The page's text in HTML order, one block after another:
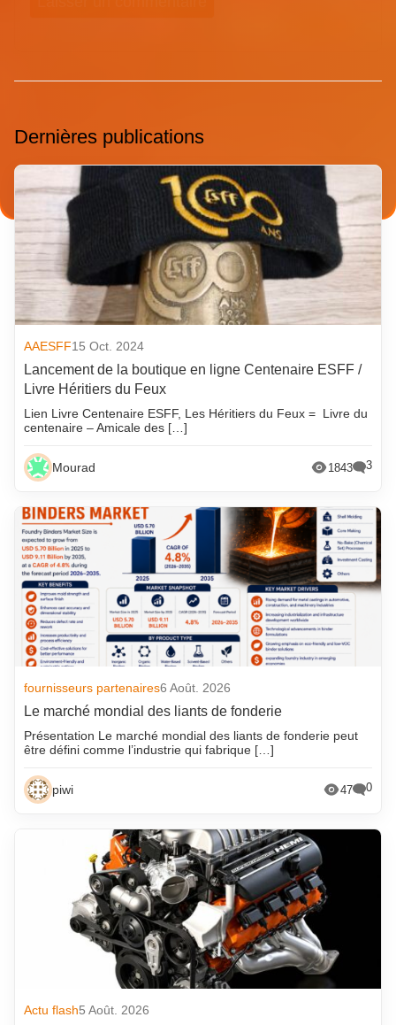
Dernières publications
AAESFF15 Oct. 2024
Lancement de la boutique en ligne Centenaire ESFF /
Livre Héritiers du Feux
Lien Livre Centenaire ESFF, Les Héritiers du Feux = Livre du
centenaire – Amicale des […]
Mourad 1843 3
fournisseurs partenaires6 Août. 2026
Le marché mondial des liants de fonderie
Présentation Le marché mondial des liants de fonderie peut
être défini comme l’industrie qui fabrique […]
piwi 47 0
Actu flash5 Août. 2026